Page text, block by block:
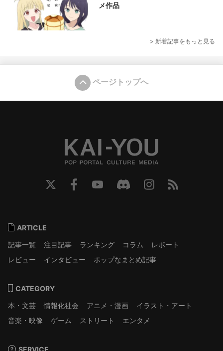
メ作品
> 新着記事をもっと見る
ページトップへ
ARTICLE
記事一覧
注目記事 ランキング コラム
レポート
レビュー
インタビュー ポップなまとめ記事
CATEGORY
本・文芸
情報化社会 アニメ・漫画
イラスト・アート
音楽・映像
ゲーム ストリート エンタメ